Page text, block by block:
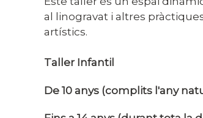
al linogravat i altres
artístics.
Taller Infantil
De 10 anys (complits l'any